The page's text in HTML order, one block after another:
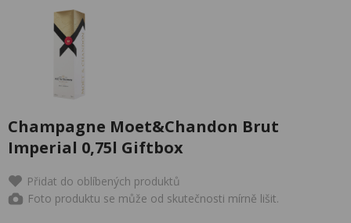
Champagne Moet&Chandon Brut
Imperial 0,75l Giftbox
Přidat do oblíbených produktů
Foto produktu se může od skutečnosti mírně lišit.